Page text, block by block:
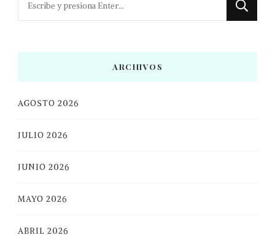
ARCHIVOS
AGOSTO 2026
JULIO 2026
JUNIO 2026
MAYO 2026
ABRIL 2026